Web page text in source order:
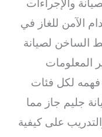
والإجراءات
الآمن للغاز في
الساخن لصيانة
المعلومات
لكل فئات
جليم جاز مما
على كيفية